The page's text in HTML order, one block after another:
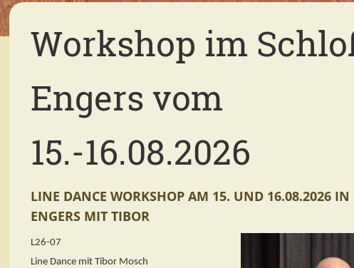
Workshop im
Engers vom
15.-16.08.2026
LINE DANCE WORKSHOP AM 15. UND 16.08.2026 IN
ENGERS MIT TIBOR
L26-07
Line Dance mit Tibor Mosch